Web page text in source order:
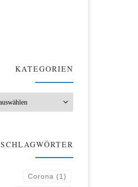
KATEGORIEN
SCHLAGWÖRTER
Corona (1)